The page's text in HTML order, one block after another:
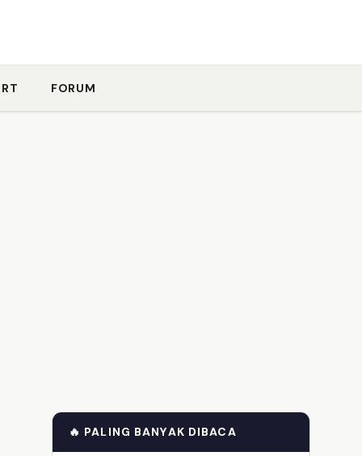
FORUM
🔥 PALING BANYAK DIBACA